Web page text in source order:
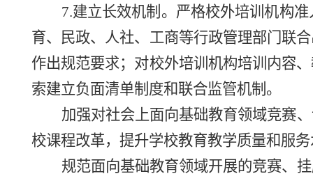
7.建立长效机制。严格校外培训机构
育、民政、人社、工商等行政管理部门联
作出规范要求；对校外培训机构培训内容
索建立负面清单制度和联合监管机制。
加强对社会上面向基础教育领域竞赛
校课程改革，提升学校教育教学质量和服
规范面向基础教育领域开展的竞赛、